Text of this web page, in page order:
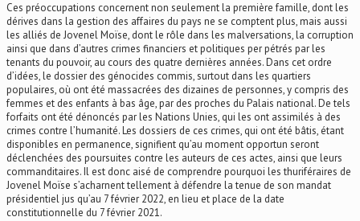
Ces préoccupations concernent non seulement la première famille, dont les
dérives dans la gestion des affaires du pays ne se comptent plus, mais aussi
les alliés de Jovenel Moïse, dont le rôle dans les malversations, la corruption
ainsi que dans d’autres crimes financiers et politiques per pétrés par les
tenants du pouvoir, au cours des quatre dernières années. Dans cet ordre
d’idées, le dossier des génocides commis, surtout dans les quartiers
populaires, où ont été massacrées des dizaines de personnes, y compris des
femmes et des enfants à bas âge, par des proches du Palais national. De tels
forfaits ont été dénoncés par les Nations Unies, qui les ont assimilés à des
crimes contre l’humanité. Les dossiers de ces crimes, qui ont été bâtis, étant
disponibles en permanence, signifient qu’au moment opportun seront
déclenchées des poursuites contre les auteurs de ces actes, ainsi que leurs
commanditaires. Il est donc aisé de comprendre pourquoi les thuriféraires de
Jovenel Moïse s’acharnent tellement à défendre la tenue de son mandat
présidentiel jus qu’au 7 février 2022, en lieu et place de la date
constitutionnelle du 7 février 2021.